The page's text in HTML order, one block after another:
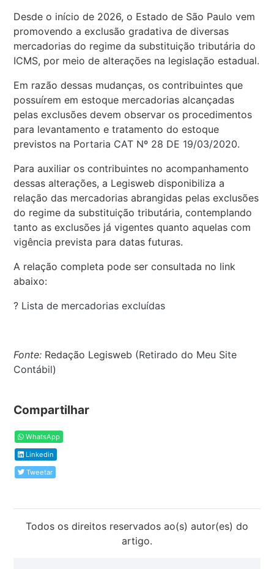
Desde o início de 2026, o Estado de São Paulo vem
promovendo a exclusão gradativa de diversas
mercadorias do regime da substituição tributária do
ICMS, por meio de alterações na legislação estadual.
Em razão dessas mudanças, os contribuintes que
possuírem em estoque mercadorias alcançadas
pelas exclusões devem observar os procedimentos
para levantamento e tratamento do estoque
previstos na Portaria CAT Nº 28 DE 19/03/2020.
Para auxiliar os contribuintes no acompanhamento
dessas alterações, a Legisweb disponibiliza a
relação das mercadorias abrangidas pelas exclusões
do regime da substituição tributária, contemplando
tanto as exclusões já vigentes quanto aquelas com
vigência prevista para datas futuras.
A relação completa pode ser consultada no link
abaixo:
? Lista de mercadorias excluídas
Fonte: Redação Legisweb (Retirado do Meu Site
Contábil)
Compartilhar
WhatsApp
Linkedin
Tweetar
Todos os direitos reservados ao(s) autor(es) do
artigo.